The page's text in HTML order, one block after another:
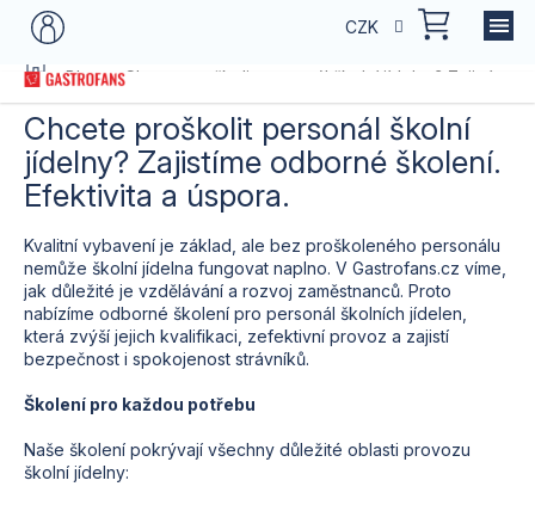
Přejít
CZK
Domů
Blog Chcete proškolit personál školní jídelny? Zajistíme
Chcete proškolit personál školní
jídelny? Zajistíme odborné školení.
Efektivita a úspora.
Kvalitní vybavení je základ, ale bez proškoleného personálu
nemůže školní jídelna fungovat naplno. V Gastrofans.cz víme,
jak důležité je vzdělávání a rozvoj zaměstnanců. Proto
nabízíme odborné školení pro personál školních jídelen,
která zvýší jejich kvalifikaci, zefektivní provoz a zajistí
bezpečnost i spokojenost strávníků.
Školení pro každou potřebu
Naše školení pokrývají všechny důležité oblasti provozu
školní jídelny: